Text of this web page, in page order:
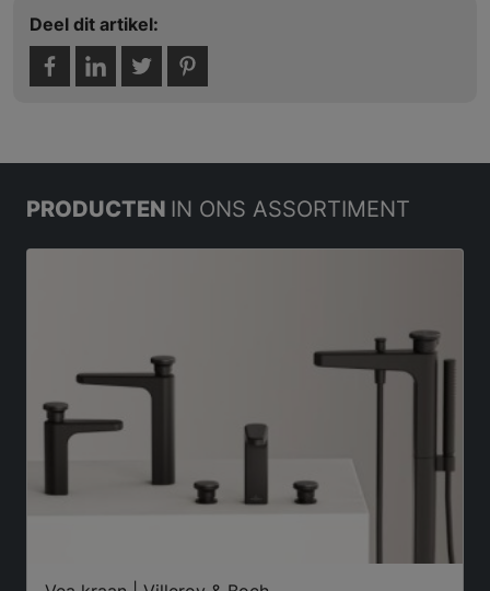
Deel dit artikel:
PRODUCTEN IN ONS ASSORTIMENT